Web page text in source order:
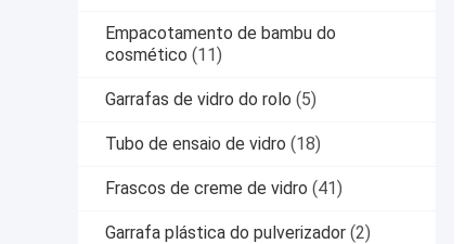
Empacotamento de bambu do
cosmético (11)
Garrafas de vidro do rolo (5)
Tubo de ensaio de vidro (18)
Frascos de creme de vidro (41)
Garrafa plástica do pulverizador (2)